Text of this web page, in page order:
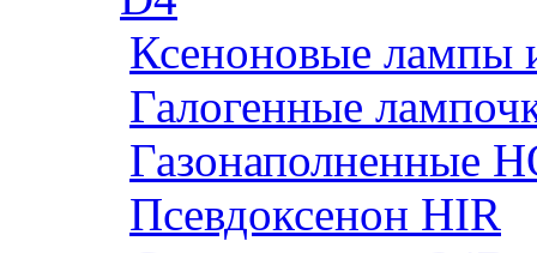
Ксеноновые лампы
Галогенные
Газонаполненные
Псевдоксенон HIR